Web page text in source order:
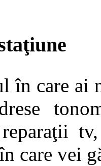
în care ai
care vei